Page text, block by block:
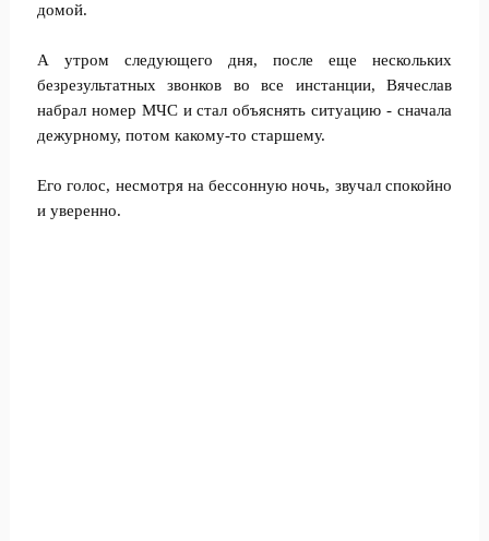
домой.
А утром следующего дня, после еще нескольких
безрезультатных звонков во все инстанции, Вячеслав
набрал номер МЧС и стал объяснять ситуацию - сначала
дежурному, потом какому-то старшему.
Его голос, несмотря на бессонную ночь, звучал спокойно
и уверенно.